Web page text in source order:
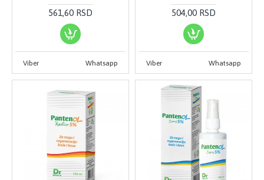
561,60 RSD
Viber Whatsapp
504,00 RSD
Viber Whatsapp